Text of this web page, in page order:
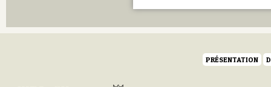
PRÉSENTATION